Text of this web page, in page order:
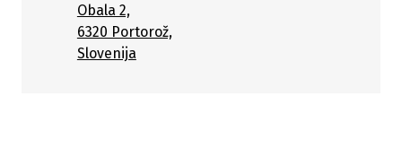
Obala 2,
6320 Portorož,
Slovenija